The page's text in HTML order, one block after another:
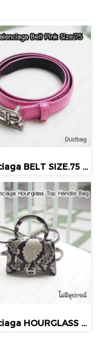
Balenciaga BELT SIZE.75 PINK
Balenciaga HOURGLASS TOP HANDLE BAG